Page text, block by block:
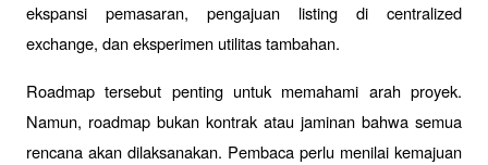
ekspansi pemasaran, pengajuan listing di centralized
exchange, dan eksperimen utilitas tambahan.
Roadmap tersebut penting untuk memahami arah proyek.
Namun, roadmap bukan kontrak atau jaminan bahwa semua
rencana akan dilaksanakan. Pembaca perlu menilai kemajuan